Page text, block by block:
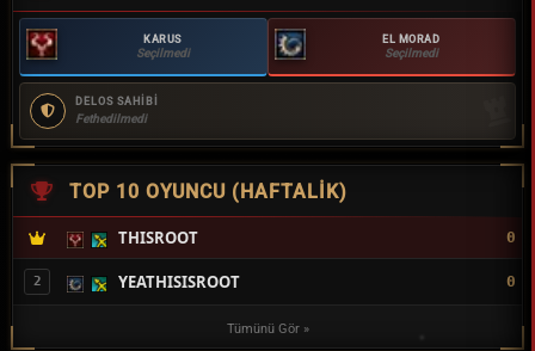
KARUS
Seçilmedi
EL MORAD
Seçilmedi
DELOS SAHİBİ
Fethedilmedi
TOP 10 OYUNCU (HAFTALIK)
THISROOT 0
2 YEATHISISROOT 0
Tümünü Gör »